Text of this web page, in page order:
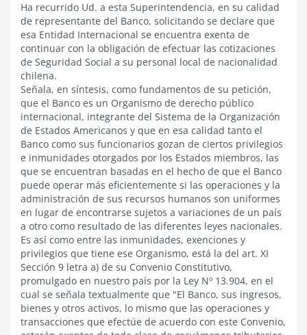
Ha recurrido Ud. a esta Superintendencia, en su calidad
de representante del Banco, solicitando se declare que
esa Entidad Internacional se encuentra exenta de
continuar con la obligación de efectuar las cotizaciones
de Seguridad Social a su personal local de nacionalidad
chilena.
Señala, en síntesis, como fundamentos de su petición,
que el Banco es un Organismo de derecho público
internacional, integrante del Sistema de la Organización
de Estados Americanos y que en esa calidad tanto el
Banco como sus funcionarios gozan de ciertos privilegios
e inmunidades otorgados por los Estados miembros, las
que se encuentran basadas en el hecho de que el Banco
puede operar más eficientemente si las operaciones y la
administración de sus recursos humanos son uniformes
en lugar de encontrarse sujetos a variaciones de un país
a otro como resultado de las diferentes leyes nacionales.
Es así como entre las inmunidades, exenciones y
privilegios que tiene ese Organismo, está la del art. XI
Sección 9 letra a) de su Convenio Constitutivo,
promulgado en nuestro país por la Ley Nº 13.904, en el
cual se señala textualmente que "El Banco, sus ingresos,
bienes y otros activos, lo mismo que las operaciones y
transacciones que efectúe de acuerdo con este Convenio,